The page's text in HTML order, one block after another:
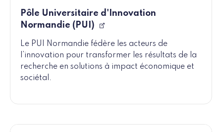
Pôle Universitaire d'Innovation
Normandie (PUI)
Le PUI Normandie fédère les acteurs de
l’innovation pour transformer les résultats de la
recherche en solutions à impact économique et
sociétal.